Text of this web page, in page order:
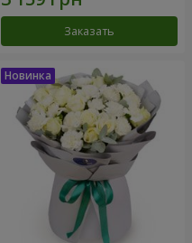
Заказать